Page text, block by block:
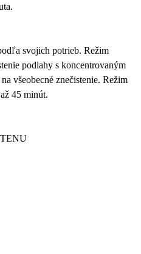
svojich potrieb. Režim
podlahy s koncentrovaným
všeobecné znečistenie. Režim
45 minút.